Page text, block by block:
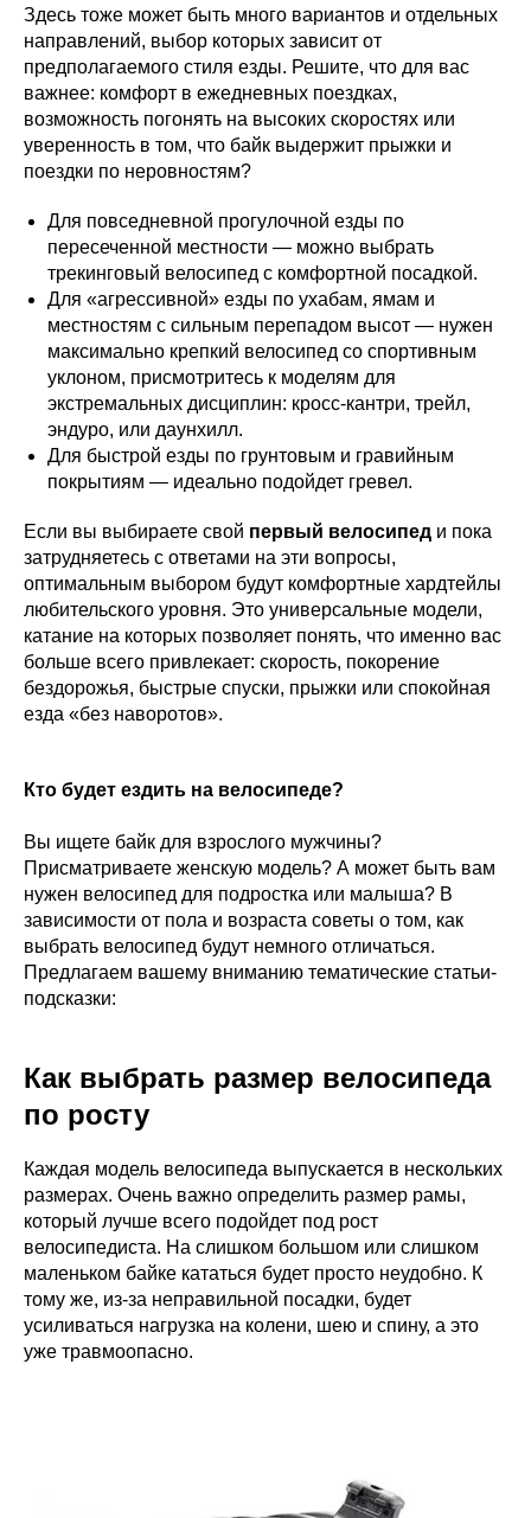
Здесь тоже может быть много вариантов и отдельных
направлений, выбор которых зависит от
предполагаемого стиля езды. Решите, что для вас
важнее: комфорт в ежедневных поездках,
возможность погонять на высоких скоростях или
уверенность в том, что байк выдержит прыжки и
поездки по неровностям?
Для повседневной прогулочной езды по
пересеченной местности — можно выбрать
трекинговый велосипед с комфортной посадкой.
Для «агрессивной» езды по ухабам, ямам и
местностям с сильным перепадом высот — нужен
максимально крепкий велосипед со спортивным
уклоном, присмотритесь к моделям для
экстремальных дисциплин: кросс-кантри, трейл,
эндуро, или даунхилл.
Для быстрой езды по грунтовым и гравийным
покрытиям — идеально подойдет гревел.
Если вы выбираете свой первый велосипед и пока
затрудняетесь с ответами на эти вопросы,
оптимальным выбором будут комфортные хардтейлы
любительского уровня. Это универсальные модели,
катание на которых позволяет понять, что именно вас
больше всего привлекает: скорость, покорение
бездорожья, быстрые спуски, прыжки или спокойная
езда «без наворотов».
Кто будет ездить на велосипеде?
Вы ищете байк для взрослого мужчины?
Присматриваете женскую модель? А может быть вам
нужен велосипед для подростка или малыша? В
зависимости от пола и возраста советы о том, как
выбрать велосипед будут немного отличаться.
Предлагаем вашему вниманию тематические статьи-
подсказки:
Как выбрать размер велосипеда
по росту
Каждая модель велосипеда выпускается в нескольких
размерах. Очень важно определить размер рамы,
который лучше всего подойдет под рост
велосипедиста. На слишком большом или слишком
маленьком байке кататься будет просто неудобно. К
тому же, из-за неправильной посадки, будет
усиливаться нагрузка на колени, шею и спину, а это
уже травмоопасно.